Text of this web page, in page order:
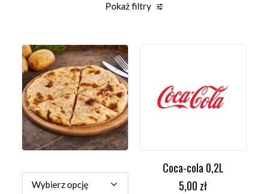
KONTAKT
MOJE KONTO
REJESTRACJA
Pokaż filtry
DODAJ DO KOSZYKA
Coca-cola 0,2L
5,00 zł